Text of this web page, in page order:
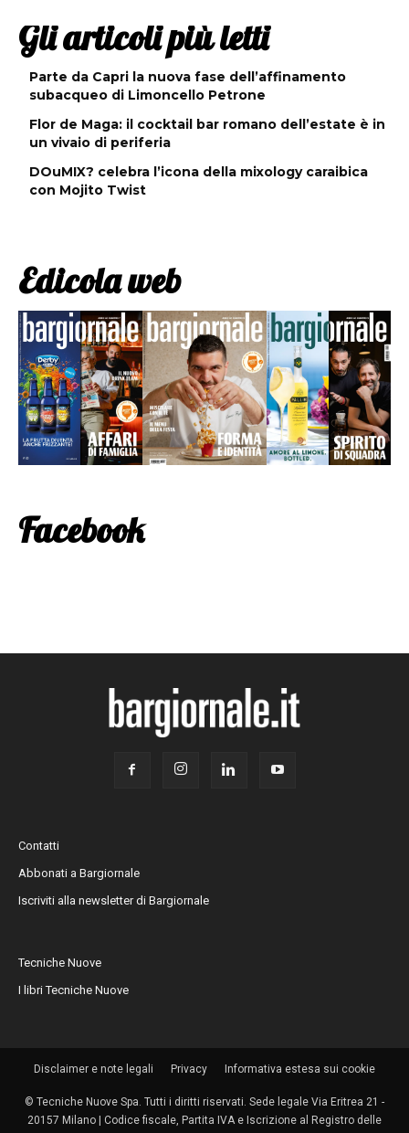
Gli articoli più letti
Parte da Capri la nuova fase dell’affinamento
subacqueo di Limoncello Petrone
Flor de Maga: il cocktail bar romano dell’estate è in
un vivaio di periferia
DOuMIX? celebra l’icona della mixology caraibica
con Mojito Twist
Edicola web
Facebook
Contatti
Abbonati a Bargiornale
Iscriviti alla newsletter di Bargiornale
Tecniche Nuove
I libri Tecniche Nuove
Disclaimer e note legali Privacy Informativa estesa sui cookie
© Tecniche Nuove Spa. Tutti i diritti riservati. Sede legale Via Eritrea 21 -
20157 Milano | Codice fiscale, Partita IVA e Iscrizione al Registro delle